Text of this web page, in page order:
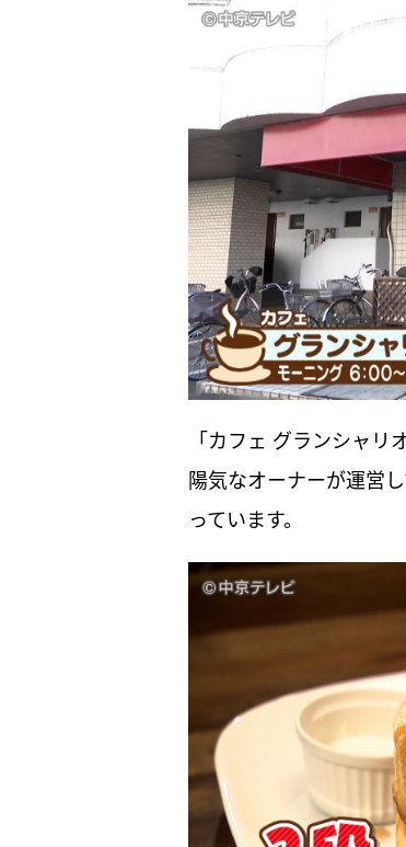
「カフェ グランシャリ
陽気なオーナーが運営
っています。